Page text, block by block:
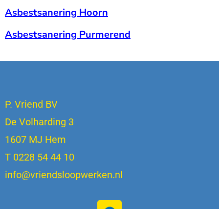
Asbestsanering Hoorn
Asbestsanering Purmerend
P. Vriend BV
De Volharding 3
1607 MJ Hem
T 0228 54 44 10
info@vriendsloopwerken.nl